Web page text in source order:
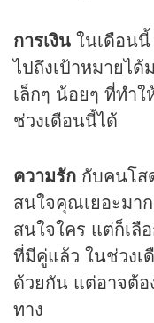
การเงิน ในเดือน
ไปถึงเป้าหมายไ
เล็กๆ น้อยๆ ที่ทำ
ช่วงเดือนนี้ได้
ความรัก กับคนโส
สนใจคุณเยอะมา
สนใจใคร แต่ก็เลื
ที่มีคู่แล้ว ในช่วงเ
ด้วยกัน แต่อาจต้อ
ทาง